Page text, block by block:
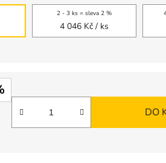
2 - 3 ks = sleva 2 %
4 046 Kč/ ks
DO